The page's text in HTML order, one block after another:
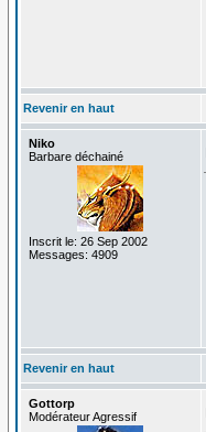
Revenir en haut
Niko
Barbare déchainé
Inscrit le: 26 Sep 2002
Messages: 4909
Revenir en haut
Gottorp
Modérateur Agressif